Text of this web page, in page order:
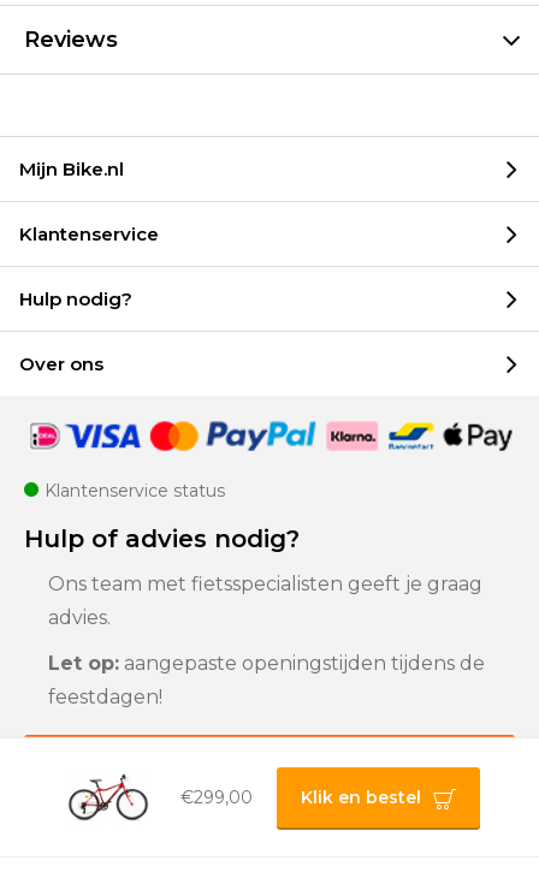
Reviews
€299,00 Klik en bestel
Mijn Bike.nl
Klantenservice
Hulp nodig?
Over ons
Klantenservice status
Hulp of advies nodig?
Ons team met fietsspecialisten geeft je graag
advies.
Let op: aangepaste openingstijden tijdens de
feestdagen!
Klantenservice
Privacybeleid |
Algemene voorwaarden |